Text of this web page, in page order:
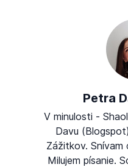
Petra
V minulosti -
Davu
Zážitkov.
Milujem písanie.